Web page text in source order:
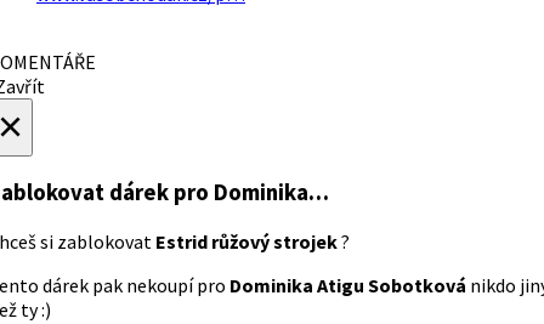
dárek pro Dominika…
si zablokovat Estrid růžový strojek?
dárek pak nekoupí pro Dominika Atigu Sobotková nikdo
ty :)